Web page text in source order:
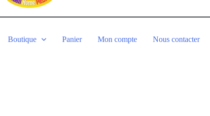
Boutique
Panier Mon compte Nous contacter